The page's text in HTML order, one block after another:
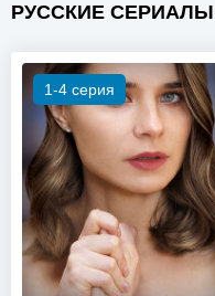
РУССКИЕ СЕРИАЛЫ
1-4 серия